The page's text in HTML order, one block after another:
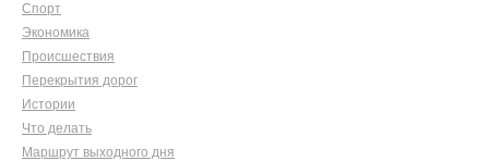
Спорт
Экономика
Происшествия
Перекрытия дорог
Истории
Что делать
Маршрут выходного дня